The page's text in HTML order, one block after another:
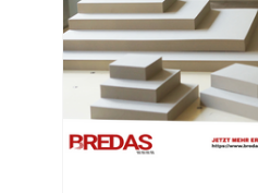
Verpackung